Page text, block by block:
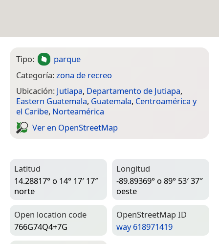
Tipo:
parque
Categoría:zona de recreo
Ubicación: Jutiapa, Departamento de Jutiapa,
Eastern Guatemala, Guatemala, Centroamérica y
el Caribe, Norteamérica
Ver en Open­Street­Map
Latitud
14.28817° o 14° 17′ 17″
norte
Longitud
-89.89369° o 89° 53′ 37″
oeste
Open location code
766G74Q4+7G
Open­Street­Map ID
way 618971419